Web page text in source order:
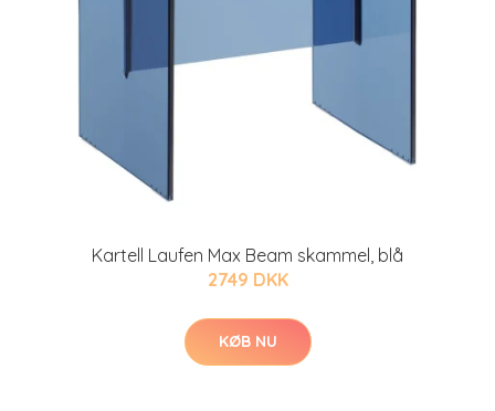
Kartell Laufen Max Beam skammel, blå
2749 DKK
KØB NU